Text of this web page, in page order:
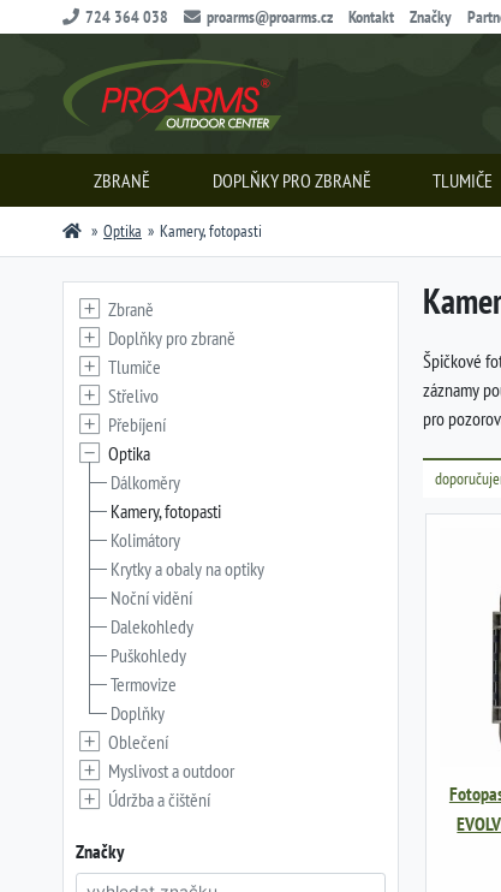
724 364 038 proarms@proarms.cz Kontakt Značky
ZBRANĚ DOPLŇKY PRO ZBRANĚ TLUMIČE
Optika Kamery, fotopasti
Špičkové
záznamy
pro
Zbraně
Doplňky pro zbraně
Tlumiče
Střelivo
Přebíjení
Optika
Dálkoměry
Kamery, fotopasti
Kolimátory
Krytky a obaly na optiky
Noční vidění
Dalekohledy
Puškohledy
Termovize
Doplňky
Oblečení
Myslivost a outdoor
Údržba a čištění
Značky